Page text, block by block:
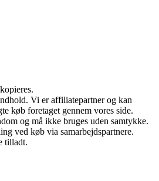
Vi er affiliatepartner og kan
køb foretaget gennem vores side.
og må ikke bruges uden samtykke.
ved køb via samarbejdspartnere.
tilladt.